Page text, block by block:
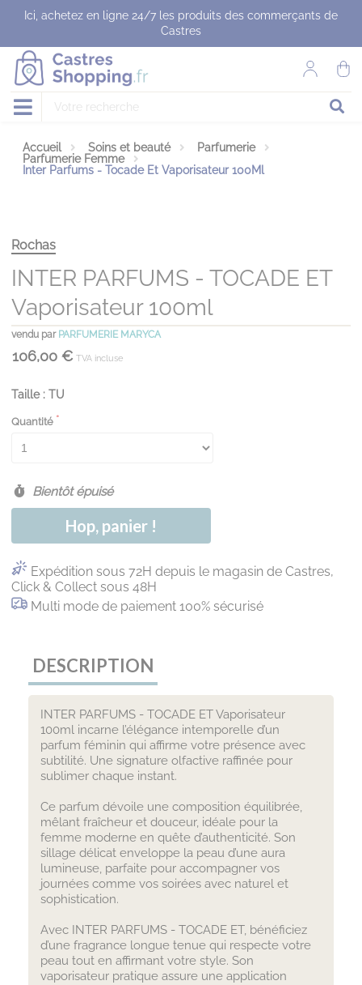
Ici, achetez en ligne 24/7 les produits des commerçants de
Castres
Accueil Soins et beauté
Parfumerie
Parfumerie Femme
Inter Parfums - Tocade Et Vaporisateur 100Ml
Rochas
INTER PARFUMS - TOCADE ET
Vaporisateur 100ml
vendu par PARFUMERIE MARYCA
106,00 € TVA incluse
Taille : TU
Quantité
Bientôt épuisé
Hop, panier !
Expédition sous 72H depuis le magasin de Castres,
Click & Collect sous 48H
Multi mode de paiement 100% sécurisé
DESCRIPTION
INTER PARFUMS - TOCADE ET Vaporisateur
100ml incarne l’élégance intemporelle d’un
parfum féminin qui affirme votre présence avec
subtilité. Une signature olfactive raffinée pour
sublimer chaque instant.
Ce parfum dévoile une composition équilibrée,
mêlant fraîcheur et douceur, idéale pour la
femme moderne en quête d’authenticité. Son
sillage délicat enveloppe la peau d’une aura
lumineuse, parfaite pour accompagner vos
journées comme vos soirées avec naturel et
sophistication.
Avec INTER PARFUMS - TOCADE ET, bénéficiez
d’une fragrance longue tenue qui respecte votre
peau tout en affirmant votre style. Son
vaporisateur pratique assure une application
Panneau de gestion des cookies